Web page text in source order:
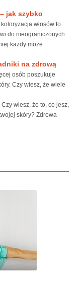
jak szybko
włosów to
do nieograniczonych
każdy może
na zdrową
osób poszukuje
Czy wiesz, że wiele
Czy wiesz, że to, co jesz,
skóry? Zdrowa